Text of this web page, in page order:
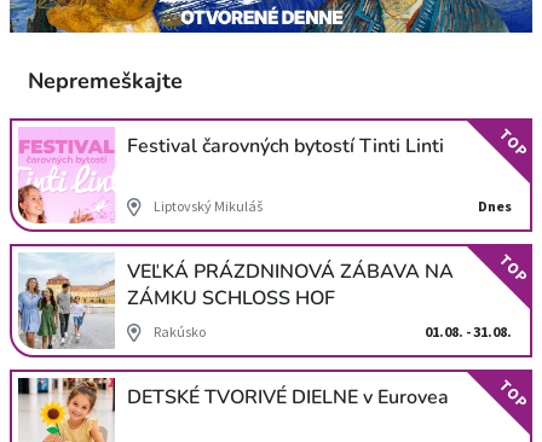
Nepremeškajte
Festival čarovných bytostí Tinti Linti
Liptovský Mikuláš Dnes
TOP
VEĽKÁ PRÁZDNINOVÁ ZÁBAVA NA
ZÁMKU SCHLOSS HOF
Rakúsko 01.08. - 31.08.
TOP
DETSKÉ TVORIVÉ DIELNE v Eurovea TOP